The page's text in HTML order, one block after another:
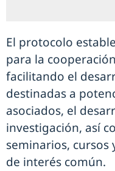
El protocolo
para la
facilitando el
destinadas a
asociados, el
investigación, así
seminarios, cursos
de interés común.